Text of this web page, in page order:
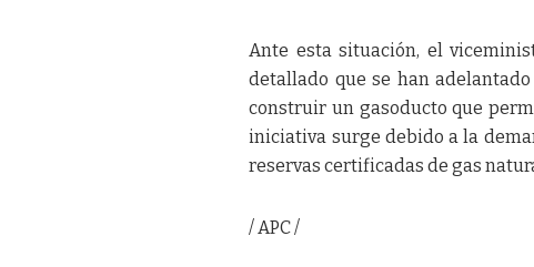
Ante esta situación, el
detallado que se han
construir un gasoducto que
iniciativa surge debido a la
reservas certificadas de gas
/ APC /